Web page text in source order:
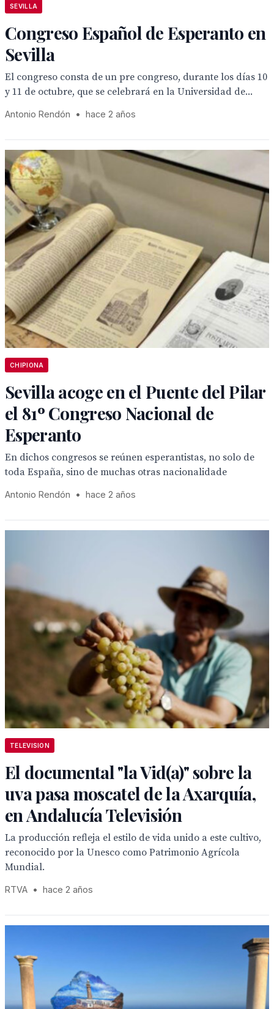
SEVILLA
Congreso Español de Esperanto en
Sevilla
El congreso consta de un pre congreso, durante los días 10
y 11 de octubre, que se celebrará en la Universidad de...
Antonio Rendón • hace 2 años
CHIPIONA
Sevilla acoge en el Puente del Pilar
el 81º Congreso Nacional de
Esperanto
En dichos congresos se reúnen esperantistas, no solo de
toda España, sino de muchas otras nacionalidade
Antonio Rendón • hace 2 años
TELEVISION
El documental "la Vid(a)" sobre la
uva pasa moscatel de la Axarquía,
en Andalucía Televisión
La producción refleja el estilo de vida unido a este cultivo,
reconocido por la Unesco como Patrimonio Agrícola
Mundial.
RTVA • hace 2 años